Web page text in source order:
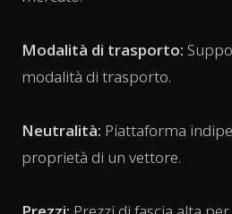
Modalità di trasporto:
modalità di trasporto.
Neutralità: Piattaforma
proprietà di un vettore.